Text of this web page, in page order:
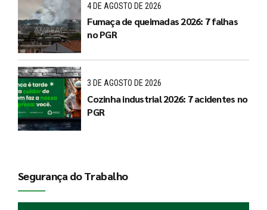
4 DE AGOSTO DE 2026
Fumaça de queimadas 2026: 7 falhas
no PGR
3 DE AGOSTO DE 2026
Cozinha industrial 2026: 7 acidentes no
PGR
Segurança do Trabalho